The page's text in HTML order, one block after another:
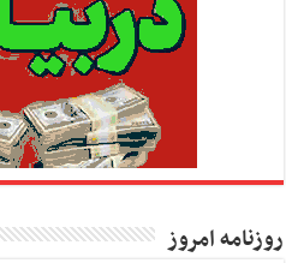
روزنامه امروز